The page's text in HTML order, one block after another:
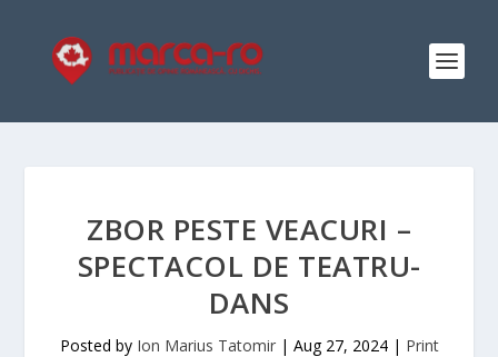
ZBOR PESTE VEACURI –
SPECTACOL DE TEATRU-
DANS
Posted by Ion Marius Tatomir| Aug 27, 2024| Print